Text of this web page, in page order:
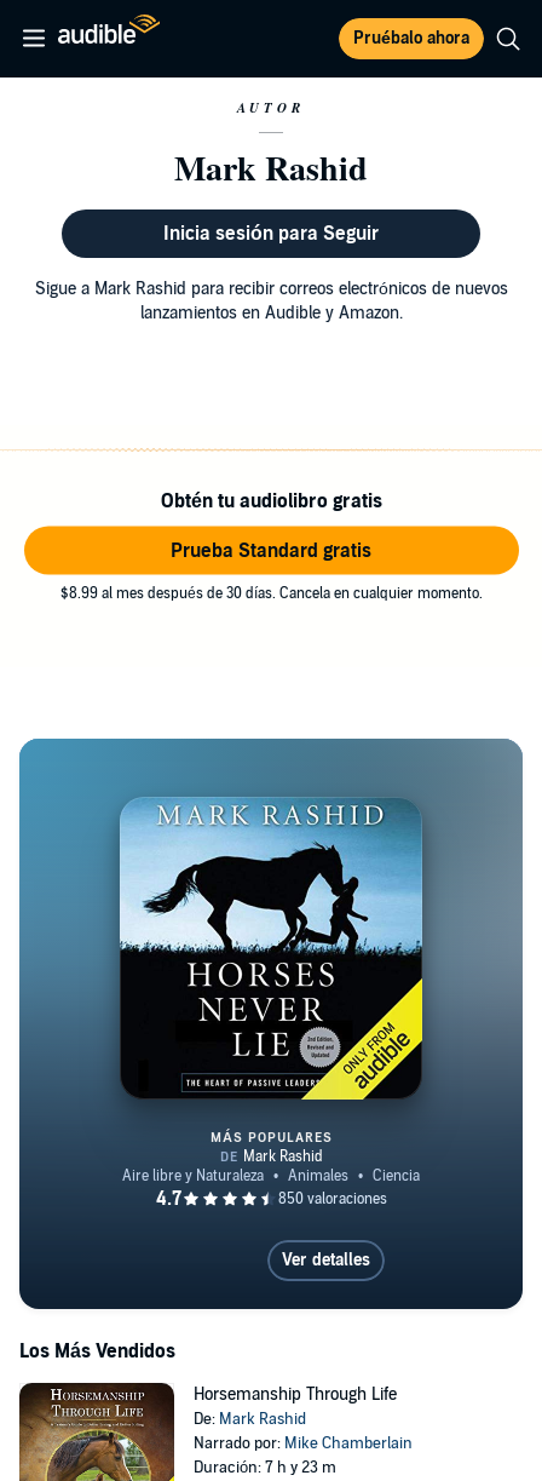
Pruébalo ahora
AUTOR
Mark Rashid
Inicia sesión para Seguir
Sigue a Mark Rashid para recibir correos electrónicos de nuevos
lanzamientos en Audible y Amazon.
Obtén tu audiolibro gratis
Prueba Standard gratis
$8.99 al mes después de 30 días. Cancela en cualquier momento.
Horses Never Lie, 2nd Edition
MÁS POPULARES
Ver detalles
Los Más Vendidos
Horsemanship Through Life
De: Mark Rashid
Narrado por: Mike Chamberlain
Duración: 7 h y 23 m